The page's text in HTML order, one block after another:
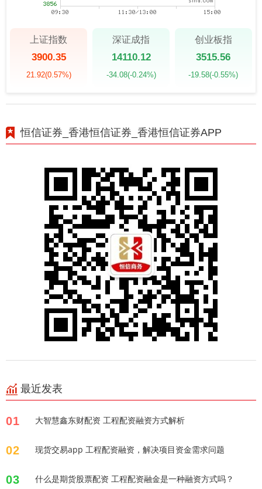
上证指数
3900.35
21.92(0.57%)
深证成指
14110.12
-34.08(-0.24%)
创业板指
3515.56
-19.58(-0.55%)
恒信证券_香港恒信证券_香港恒信证券APP
最近发表
01 大智慧鑫东财配资 工程配资融资方式解析
02 现货交易app 工程配资融资，解决项目资金需求问题
03 什么是期货股票配资 工程配资融金是一种融资方式吗？